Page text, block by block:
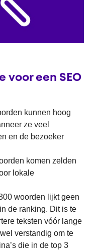
voor een SEO
kunnen hoog
ze veel
en de bezoeker
komen zelden
lokale
woorden lijkt geen
de ranking. Dit is te
teksten vóór lange
verstandig om te
die in de top 3